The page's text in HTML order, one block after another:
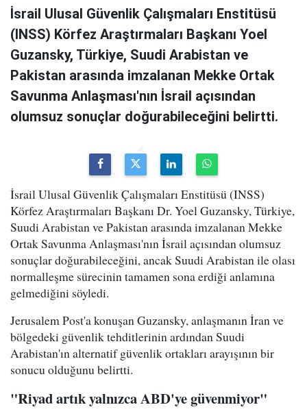
İsrail Ulusal Güvenlik Çalışmaları Enstitüsü
(INSS) Körfez Araştırmaları Başkanı Yoel
Guzansky, Türkiye, Suudi Arabistan ve
Pakistan arasında imzalanan Mekke Ortak
Savunma Anlaşması'nın İsrail açısından
olumsuz sonuçlar doğurabileceğini belirtti.
İsrail Ulusal Güvenlik Çalışmaları Enstitüsü (INSS)
Körfez Araştırmaları Başkanı Dr. Yoel Guzansky, Türkiye,
Suudi Arabistan ve Pakistan arasında imzalanan Mekke
Ortak Savunma Anlaşması'nın İsrail açısından olumsuz
sonuçlar doğurabileceğini, ancak Suudi Arabistan ile olası
normalleşme sürecinin tamamen sona erdiği anlamına
gelmediğini söyledi.
Jerusalem Post'a konuşan Guzansky, anlaşmanın İran ve
bölgedeki güvenlik tehditlerinin ardından Suudi
Arabistan'ın alternatif güvenlik ortakları arayışının bir
sonucu olduğunu belirtti.
"Riyad artık yalnızca ABD'ye güvenmiyor"